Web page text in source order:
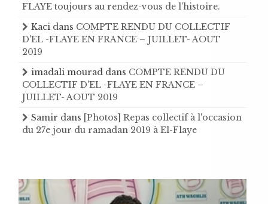
FLAYE toujours au rendez-vous de l’histoire .
Kaci dans COMPTE RENDU DU COLLECTIF
D'EL -FLAYE EN FRANCE – JUILLET- AOUT
2019
imadali mourad dans COMPTE RENDU DU
COLLECTIF D'EL -FLAYE EN FRANCE –
JUILLET- AOUT 2019
Samir dans [Photos] Repas collectif à l'occasion
du 27e jour du ramadan 2019 à El-Flaye